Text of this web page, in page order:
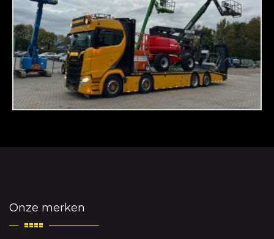
Onze merken